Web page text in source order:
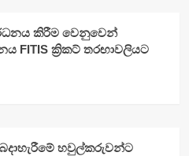
කිරීම වෙනුවෙන්
FITIS ක්‍රිකට් තරඟාවලියට
හවුල්කරුවන්ට